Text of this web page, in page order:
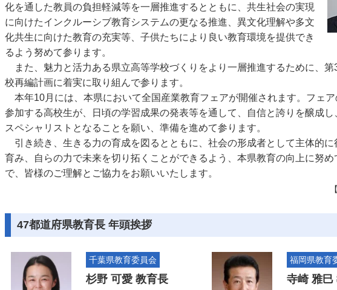
化を通した教員の負担軽減等を一層推進するとともに、共生社会の実現
に向けたインクルーシブ教育システムの更なる推進、異文化理解や多文
化共生に向けた教育の充実等、子供たちにより良い教育環境を提供でき
るよう努めて参ります。
また、魅力と活力ある県立高等学校づくりをより一層推進するために、第
校再編計画に着実に取り組んで参ります。
本年10月には、本県において全国産業教育フェアが開催されます。フェ
参加する高校生が、日頃の学習成果の発表等を通して、自信と誇りを醸成し
スペシャリストとなることを願い、準備を進めて参ります。
引き続き、生きる力の育成を図るとともに、社会の形成者として主体的に
育み、自らの力で未来を切り拓くことができるよう、本県教育の向上に努め
で、皆様のご理解とご協力をお願いいたします。
47都道府県教育長 年頭挨拶
千葉県教育委員会
杉野 可愛 教育長
福岡県教育
寺崎 雅巳